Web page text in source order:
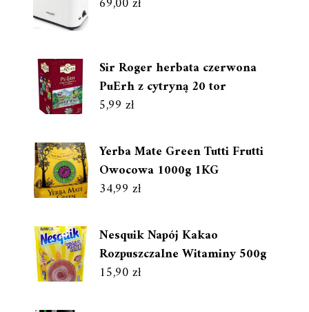
Sir Roger herbata czerwona
PuErh z cytryną 20 tor
5,99 zł
Yerba Mate Green Tutti Frutti
Owocowa 1000g 1KG
34,99 zł
Nesquik Napój Kakao
Rozpuszczalne Witaminy 500g
15,90zł